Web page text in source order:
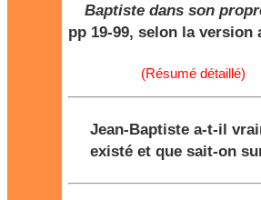
Baptiste dans son
pp 19-99, selon la version
(Résumé détaillé)
Jean-Baptiste a-t-il
existé et que sait-on